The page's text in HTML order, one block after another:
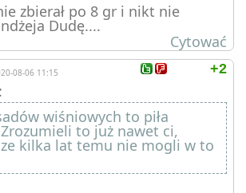
zbierał po 8 gr i nikt nie
Dudę....
Cytować
+2
08-06 11:15
wiśniowych to piła
to już nawet ci,
kilka lat temu nie mogli w to